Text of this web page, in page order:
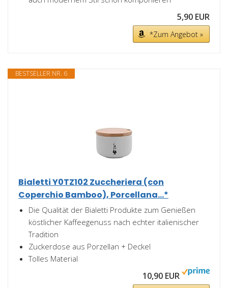
5,90 EUR
*Zum Angebot »
BESTSELLER NR. 6
Bialetti Y0TZ102 Zuccheriera (con
Coperchio Bamboo), Porcellana...*
Die Qualität der Bialetti Produkte zum Genießen
köstlicher Kaffeegenuss nach echter italienischer
Tradition
Zuckerdose aus Porzellan + Deckel
Tolles Material
10,90 EUR